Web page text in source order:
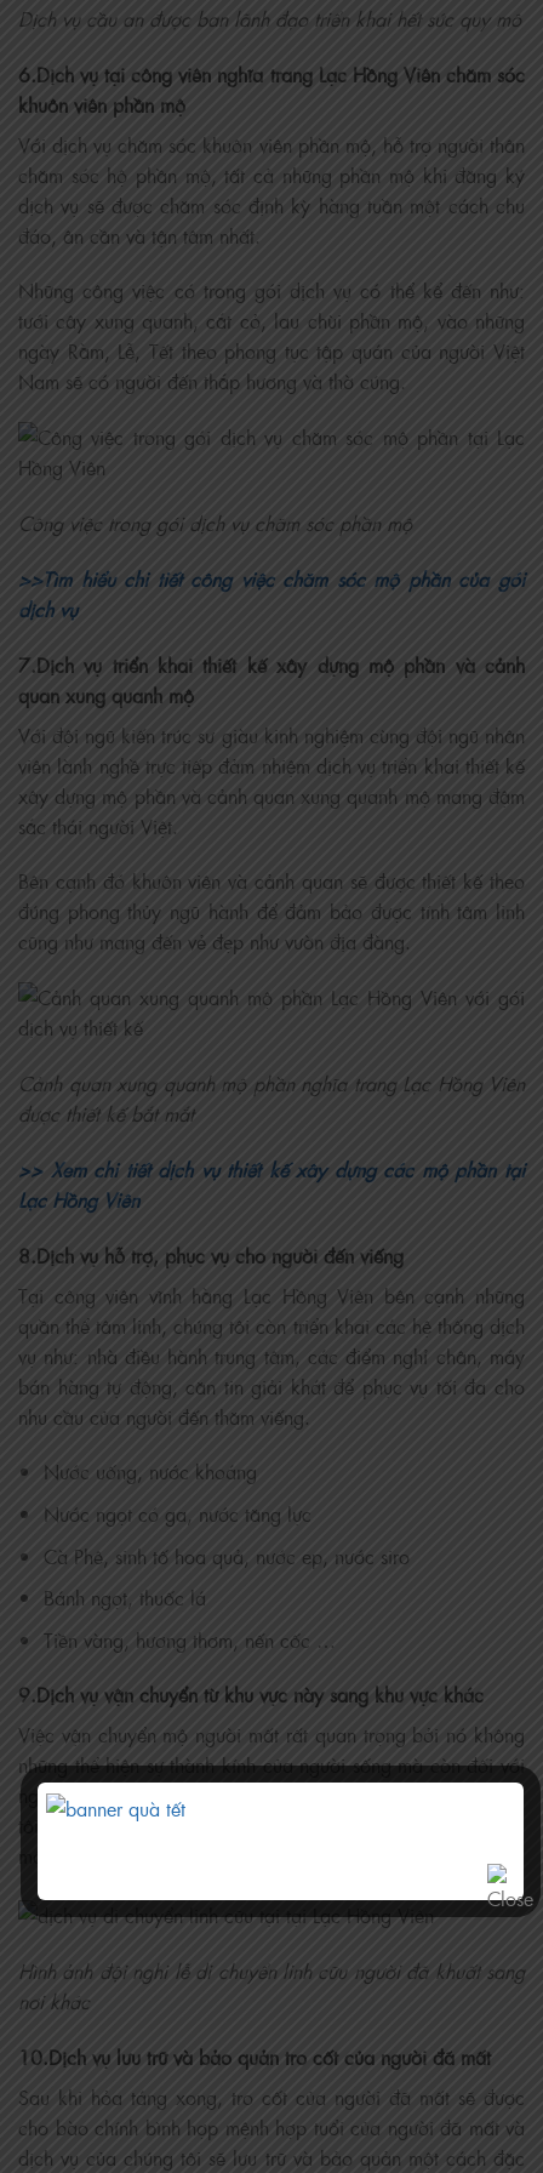
Dịch vụ cầu an được ban lãnh đạo triển khai hết sức quy mô
6.Dịch vụ tại công viên nghĩa trang Lạc Hồng Viên chăm sóc
khuôn viên phần mộ
Với dịch vụ chăm sóc khuôn viên phần mộ, hỗ trợ người thân
chăm sóc hộ phần mộ, tất cả những phần mộ khi đăng ký
dịch vụ sẽ được chăm sóc định kỳ hàng tuần một cách chu
đáo, ân cần và tận tâm nhất.
Những công việc có trong gói dịch vụ có thể kể đến như:
tưới cây xung quanh, cắt cỏ, lau chùi phần mộ, vào những
ngày Rằm, Lễ, Tết theo phong tục tập quán của người Việt
Nam sẽ có người đến thắp hương và thờ cúng.
Công việc trong gói dịch vụ chăm sóc phần mộ
>>Tìm hiểu chi tiết công việc chăm sóc mộ phần của gói
dịch vụ
7.Dịch vụ triển khai thiết kế xây dựng mộ phần và cảnh
quan xung quanh mộ
Với đội ngũ kiến trúc sư giàu kinh nghiệm cùng đội ngũ nhân
viên lành nghề trực tiếp đảm nhiệm dịch vụ triển khai thiết kế
xây dựng mộ phần và cảnh quan xung quanh mộ mang đậm
sắc thái người Việt.
Bên cạnh đó khuôn viên và cảnh quan sẽ được thiết kế theo
đúng phong thủy ngũ hành để đảm bảo được tính tâm linh
cũng như mang đến vẻ đẹp như vườn địa đàng.
Cảnh quan xung quanh mộ phần nghĩa trang Lạc Hồng Viên
được thiết kế bắt mắt
>> Xem chi tiết dịch vụ thiết kế xây dựng các mộ phần tại
Lạc Hồng Viên
8.Dịch vụ hỗ trợ, phục vụ cho người đến viếng
Tại công viên vĩnh hằng Lạc Hồng Viên bên cạnh những
quần thể tâm linh, chúng tôi còn triển khai các hệ thống dịch
vụ như: nhà điều hành trung tâm, các điểm nghỉ chân, máy
bán hàng tự động, căn tin giải khát để phục vụ tối đa cho
nhu cầu của người đến thăm viếng.
Nước uống, nước khoáng
Nước ngọt có ga, nước tăng lực
Cà Phê, sinh tố hoa quả, nước ep, nước siro
Bánh ngọt, thuốc lá
Tiền vàng, hương thơm, nến cốc …
9.Dịch vụ vận chuyển từ khu vực này sang khu vực khác
Việc vận chuyển mộ người mất rất quan trọng bởi nó không
những thể hiện sự thành kính của người sống mà còn đối với
người đã khuất. Do đó, dịch vụ vận chuyển mộ của chúng
tôi luôn đề cao ý thức và hết sức thận trọng trong việc di dời
mộ của những người đã khuất được chôn cất tại đây.
Hình ảnh đội nghi lễ di chuyển linh cữu người đã khuất sang
nơi khác
10.Dịch vụ lưu trữ và bảo quản tro cốt của người đã mất
Sau khi hỏa táng xong, tro cốt của người đã mất sẽ được
cho bào chính bình hợp mệnh hợp tuổi của người đã mất và
dịch vụ của chúng tôi sẽ lưu trữ và bảo quản một cách đặc